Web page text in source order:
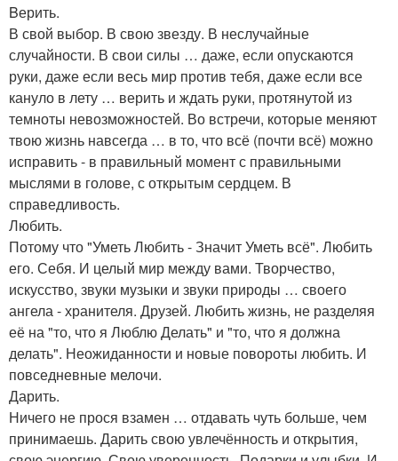
Bерить.
В свой выбор. В свою звезду. В неслучайные
случайности. В свои силы … даже, если опускаются
руки, даже если весь мир против тебя, даже если все
кануло в лету … верить и ждать руки, протянутой из
темноты невозможностей. Во встречи, которые меняют
твою жизнь навсегда … в то, что всё (почти всё) можно
исправить - в правильный момент с правильными
мыслями в голове, с открытым сердцем. В
справедливость.
Любить.
Потому что "Уметь Любить - Значит Уметь всё". Любить
его. Себя. И целый мир между вами. Творчество,
искусство, звуки музыки и звуки природы … своего
ангела - хранителя. Друзей. Любить жизнь, не разделяя
её на "то, что я Люблю Делать" и "то, что я должна
делать". Неожиданности и новые повороты любить. И
повседневные мелочи.
Дарить.
Ничего не прося взамен … отдавать чуть больше, чем
принимаешь. Дарить свою увлечённость и открытия,